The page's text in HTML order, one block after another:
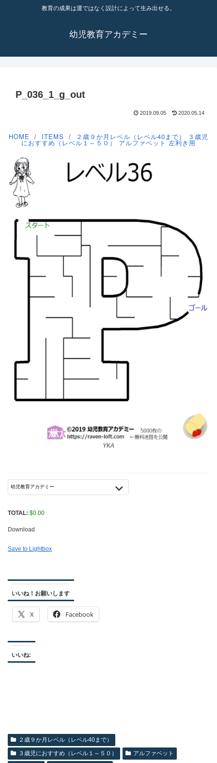
教育の成果は運ではなく設計によって生み出せる。
幼児教育アカデミー
P_036_1_g_out
2019.09.05 2020.05.14
HOME ITEMS ２歳９か月レベル（レベル40まで） ３歳児
におすすめ（レベル１～５０） アルファベット 左利き用
YKA
TOTAL: $0.00
Download
Save to Lightbox
いいね！お願いします
X Facebook
いいね:
２歳９か月レベル（レベル40まで）
３歳児におすすめ（レベル１～５０）
アルファベット